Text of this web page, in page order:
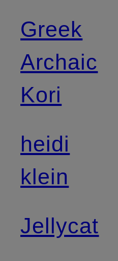
Greek
Archaic
Kori
heidi
klein
Jellycat